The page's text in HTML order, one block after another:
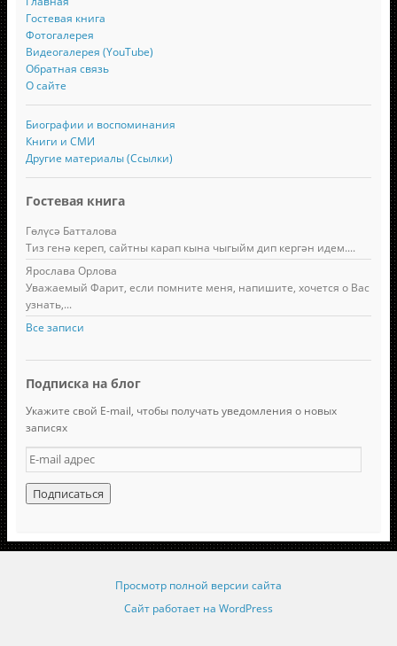
Гостевая книга
Фотогалерея
Видеогалерея (YouTube)
Обратная связь
О сайте
Биографии и воспоминания
Книги и СМИ
Другие материалы (Ссылки)
Гостевая книга
Гөлүсә Батталова
Тиз генә кереп, сайтны карап кына чыгыйм дип кергән идем....
Ярослава Орлова
Уважаемый Фарит, если помните меня, напишите, хочется о Вас
узнать,...
Все записи
Подписка на блог
Укажите свой E-mail, чтобы получать уведомления о новых
записях
E
-
m
a
l
а
Просмотр полной версии сайта
Сайт работает на WordPress